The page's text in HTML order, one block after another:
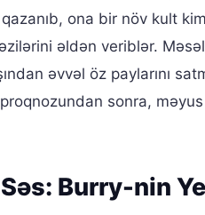
qazanıb, ona bir növ kult
əldən veriblər.
əvvəl öz paylarını
proqnozundan sonra,
Burry-nin